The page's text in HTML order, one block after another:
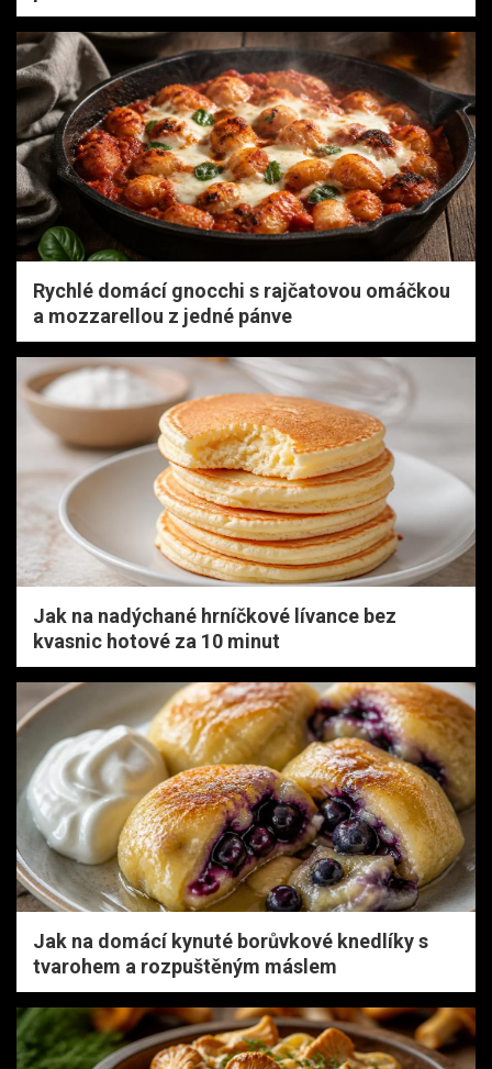
Rychlé domácí gnocchi s rajčatovou omáčkou
a mozzarellou z jedné pánve
Jak na nadýchané hrníčkové lívance bez
kvasnic hotové za 10 minut
Jak na domácí kynuté borůvkové knedlíky s
tvarohem a rozpuštěným máslem